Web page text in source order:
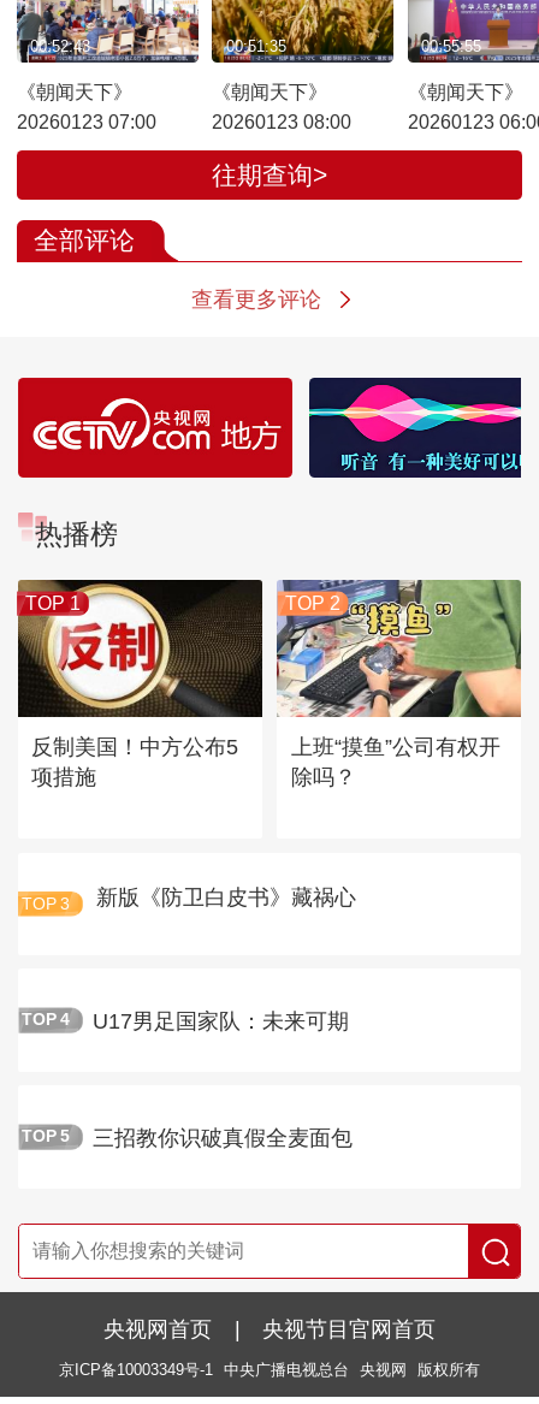
《朝闻天下》
20260123 07:00
00:52:43
《朝闻天下》
20260123 08:00
00:51:35
《朝闻天下》
20260123
00:55:55
往期查询>
全部评论
查看更多评论
热播榜
TOP 1
反制美国！中方公布5
项措施
TOP 2
上班“摸鱼”公司有权开
除吗？
TOP 3 新版《防卫白皮书》藏祸心
TOP 4 U17男足国家队：未来可期
TOP 5 三招教你识破真假全麦面包
央视网首页 | 央视节目官网首页
京ICP备10003349号-1 中央广播电视总台 央视网 版权所有